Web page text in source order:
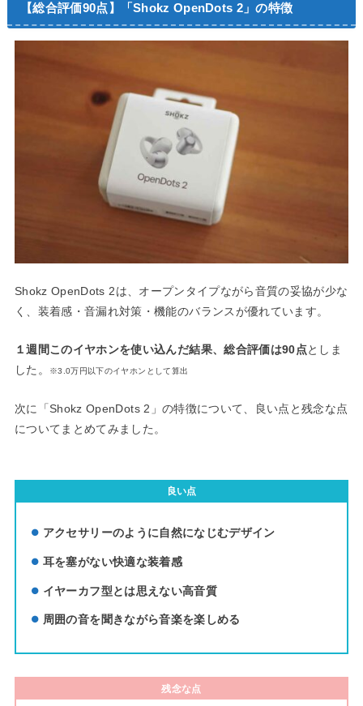
【総合評価90点】「Shokz OpenDots 2」の特徴
Shokz OpenDots 2は、オープンタイプながら音質の妥協が少な
く、装着感・音漏れ対策・機能のバランスが優れています。
１週間このイヤホンを使い込んだ結果、総合評価は90点としま
した。
※3.0万円以下のイヤホンとして算出
次に「Shokz OpenDots 2」の特徴について、良い点と残念な点
についてまとめてみました。
良い点
アクセサリーのように自然になじむデザイン
耳を塞がない快適な装着感
イヤーカフ型とは思えない高音質
周囲の音を聞きながら音楽を楽しめる
残念な点